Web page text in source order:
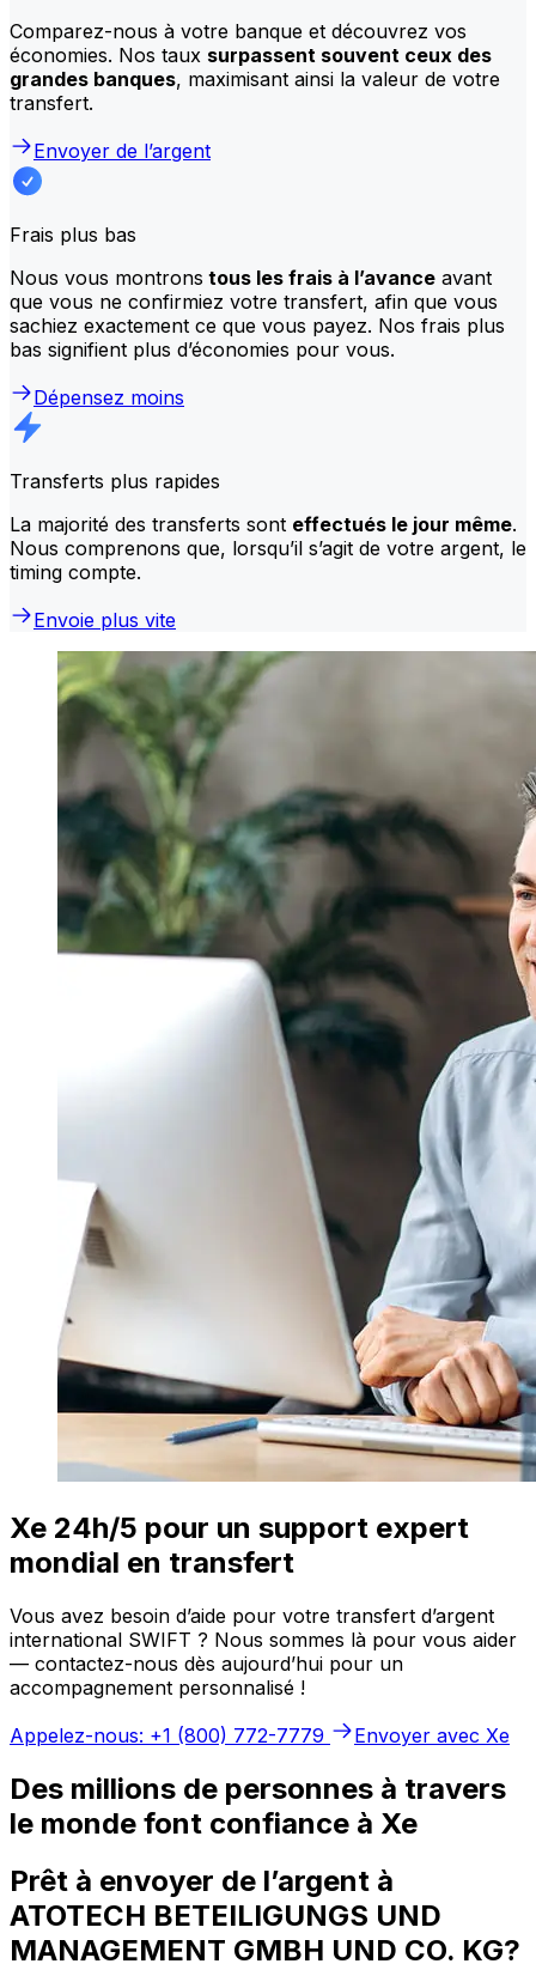
Comparez-nous à votre banque et découvrez vos
économies. Nos taux surpassent souvent ceux des
grandes banques, maximisant ainsi la valeur de votre
transfert.
Envoyer de l’argent
Frais plus bas
Nous vous montrons tous les frais à l’avance avant
que vous ne confirmiez votre transfert, afin que vous
sachiez exactement ce que vous payez. Nos frais plus
bas signifient plus d’économies pour vous.
Dépensez moins
Transferts plus rapides
La majorité des transferts sont effectués le jour même.
Nous comprenons que, lorsqu’il s’agit de votre argent, le
timing compte.
Envoie plus vite
Xe 24h/5 pour un support expert
mondial en transfert
Vous avez besoin d’aide pour votre transfert d’argent
international SWIFT ? Nous sommes là pour vous aider
— contactez-nous dès aujourd’hui pour un
accompagnement personnalisé !
Appelez-nous: +1 (800) 772-7779
Envoyer avec Xe
Des millions de personnes à travers
le monde font confiance à Xe
Prêt à envoyer de l’argent à
ATOTECH BETEILIGUNGS UND
MANAGEMENT GMBH UND CO. KG?